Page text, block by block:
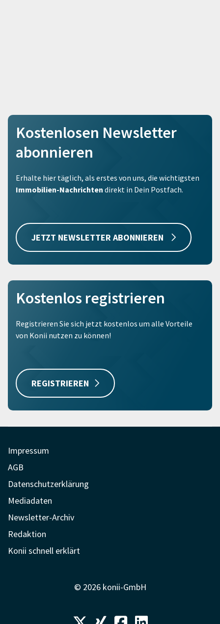
Kostenlosen Newsletter
abonnieren
Erhalte hier täglich, als erstes von uns, die wichtigsten
Immobilien-Nachrichten direkt in Dein Postfach.
JETZT NEWSLETTER ABONNIEREN
Kostenlos registrieren
Registrieren Sie sich jetzt kostenlos um alle Vorteile
von Konii nutzen zu können!
REGISTRIEREN
Impressum
AGB
Datenschutzerklärung
Mediadaten
Newsletter-Archiv
Redaktion
Konii schnell erklärt
© 2026 konii-GmbH